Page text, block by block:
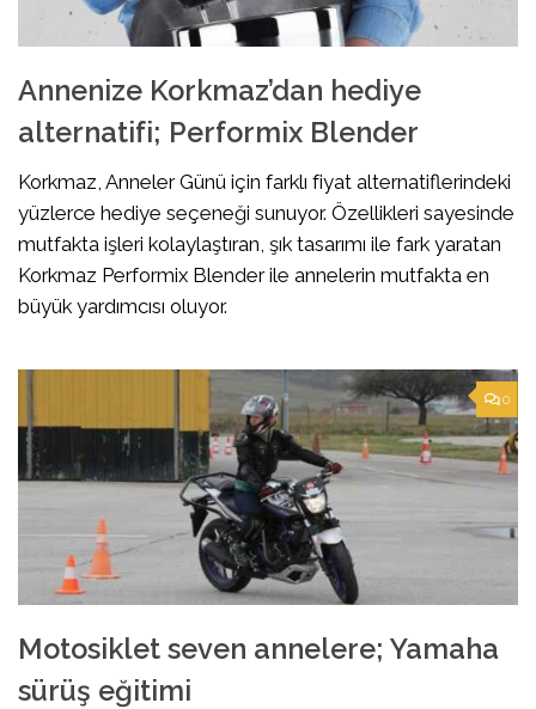
Annenize Korkmaz’dan hediye
alternatifi; Performix Blender
Korkmaz, Anneler Günü için farklı fiyat alternatiflerindeki
yüzlerce hediye seçeneği sunuyor. Özellikleri sayesinde
mutfakta işleri kolaylaştıran, şık tasarımı ile fark yaratan
Korkmaz Performix Blender ile annelerin mutfakta en
büyük yardımcısı oluyor.
0
Motosiklet seven annelere; Yamaha
sürüş eğitimi